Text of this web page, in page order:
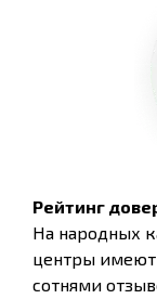
Рейтинг
На народных
центры имеют
сотнями